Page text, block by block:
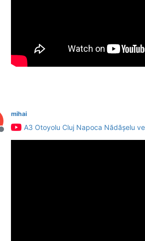
Deconectat
mihai
A3 Otoyolu Cluj Napoca Nădășelu